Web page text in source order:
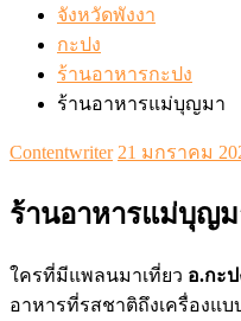
จังหวัดพังงา
กะปง
ร้านอาหารกะปง
ร้านอาหารแม่บุญมา
Contentwriter 21 มกราคม
ร้านอาหารแม่บุญ
ใครที่มีแพลนมาเที่ยว อ.กะป
อาหารที่รสชาติถึงเครื่องแ